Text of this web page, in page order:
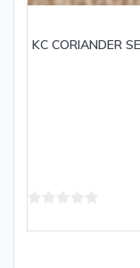
KC CORIANDER